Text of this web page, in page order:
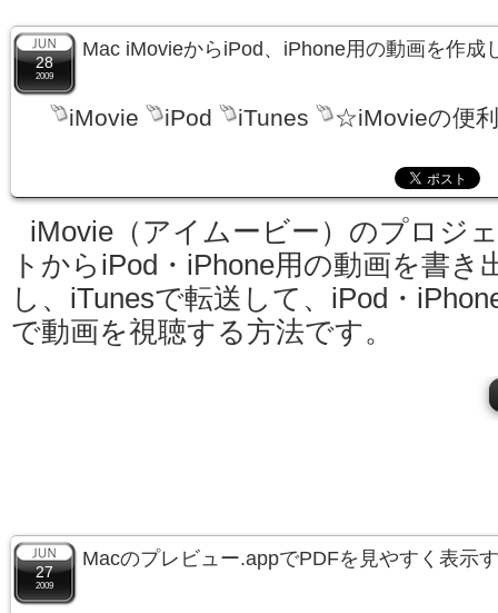
28
2009
Mac iMovieからiPod、iPhone用の動画を作成
iMovie iPod iTunes ☆iMovieの便
iMovie（アイムービー）のプロジ
トからiPod・iPhone用の動画を書き
し、iTunesで転送して、iPod・
で動画を視聴する方法です。
27
2009
Macのプレビュー.appでPDFを見やすく表示